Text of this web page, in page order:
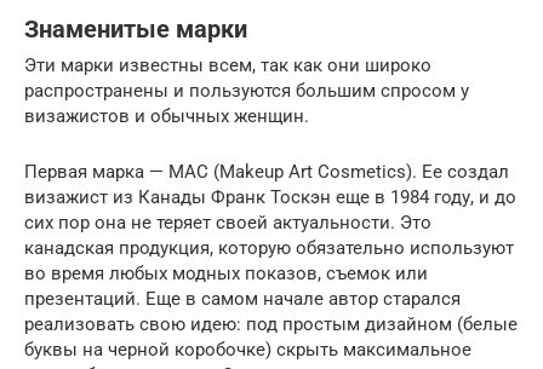
Знаменитые марки
Эти марки известны всем, так как они широко
распространены и пользуются большим спросом у
визажистов и обычных женщин.
Первая марка — MAC (Makeup Art Cosmetics). Ее создал
визажист из Канады Франк Тоскэн еще в 1984 году, и до
сих пор она не теряет своей актуальности. Это
канадская продукция, которую обязательно используют
во время любых модных показов, съемок или
презентаций. Еще в самом начале автор старался
реализовать свою идею: под простым дизайном (белые
буквы на черной коробочке) скрыть максимальное